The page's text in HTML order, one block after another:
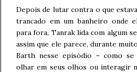
Depois de lutar contra o que
trancado em um banheiro onde
para fora, Tanrak lida com algum
assim que ele parece, durante
Barth nesse episódio – como se
olhar em seus olhos ou interagir